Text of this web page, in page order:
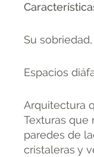
Su sobriedad,
Espacios
Arquitectura
Texturas que
paredes de
cristaleras y